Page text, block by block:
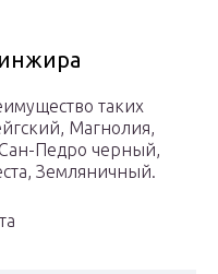
таких
Магнолия,
Педро черный,
Земляничный.